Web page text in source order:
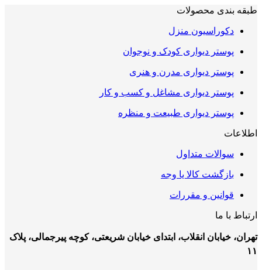
طبقه بندی محصولات
دکوراسیون منزل
پوستر دیواری کودک و نوجوان
پوستر دیواری مدرن و هنری
پوستر دیواری مشاغل و کسب و کار
پوستر دیواری طبیعت و منظره
اطلاعات
سوالات متداول
بازگشت کالا یا وجه
قوانین و مقررات
ارتباط با ما
تهران، خیابان انقلاب، ابتدای خیابان شریعتی، کوچه پیرجمالی، پلاک
۱۱